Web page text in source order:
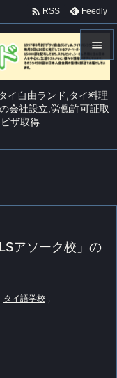
イ自由ランド,タイ料理
会社設立,労働許可証取
ザ取得

メニュ


 RSS Feedly
アソーク校」の
タイ語学校 ,